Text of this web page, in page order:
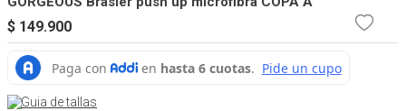
$ 149.900
Guia de tallas